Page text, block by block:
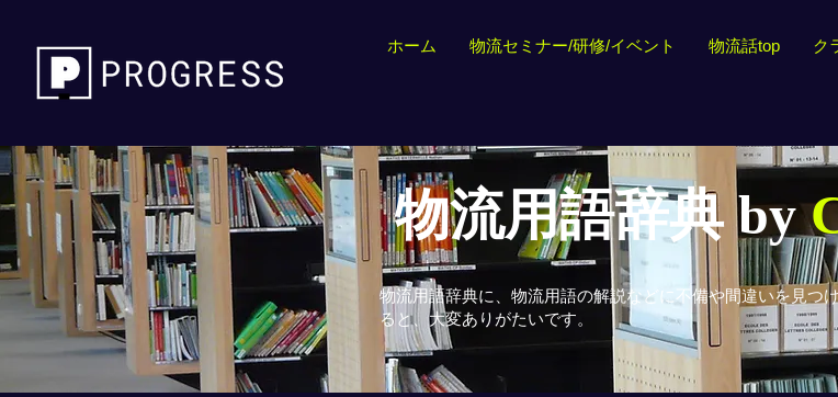
ホーム 物流セミナー/研修/イベント 物流話top ク
物流用語辞典 by
物流用語辞典に、物流用語の解説などに不備や間違いを見つ
ると、大変ありがたいです。